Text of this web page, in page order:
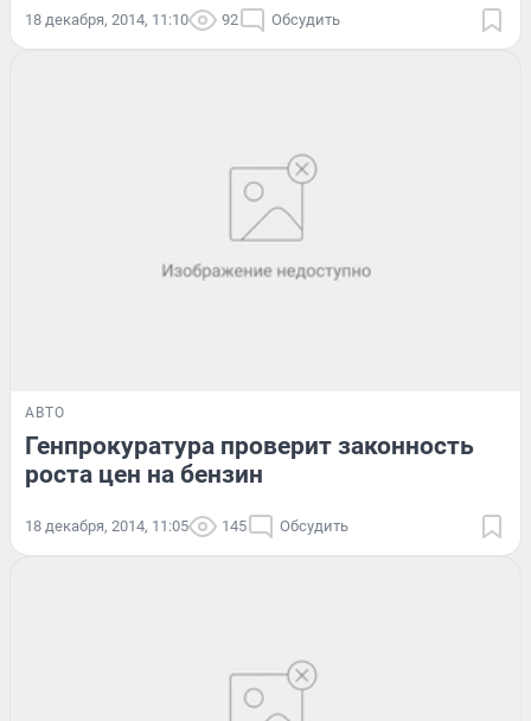
18 декабря, 2014, 11:10 92 Обсудить
АВТО
Генпрокуратура проверит законность
роста цен на бензин
18 декабря, 2014, 11:05 145 Обсудить